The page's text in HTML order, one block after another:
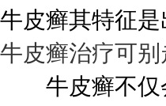
牛皮癣其特征
牛皮癣治疗可
牛皮癣不仅会